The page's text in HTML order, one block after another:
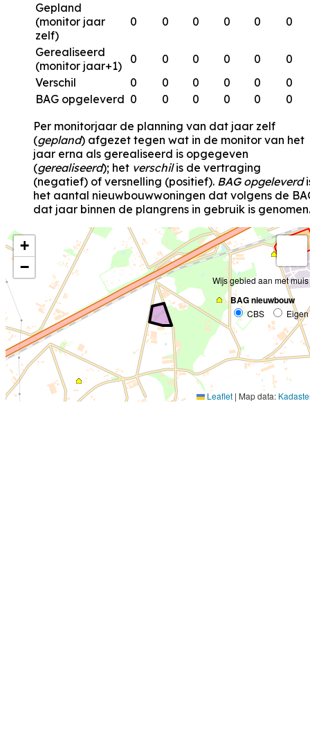
Gepland
(monitor jaar
zelf)
0 0 0 0 0 0
Gerealiseerd
(monitor jaar+1)
0 0 0 0 0
0
Verschil
0 0 0 0 0
0
BAG opgeleverd 0 0 0 0 0
0
Per monitorjaar de planning van dat jaar zelf
(gepland) afgezet tegen wat in de monitor van het
jaar erna als gerealiseerd is opgegeven
(gerealiseerd); het verschilis de vertraging
(negatief) of versnelling (positief). BAG opgeleverd
het aantal nieuwbouwwoningen dat volgens de
dat jaar binnen de plangrens in gebruik is genomen.
+
−
Wijs gebied aan met muis
BAG nieuwbouw
CBS Eigen
Leaflet | Map data: